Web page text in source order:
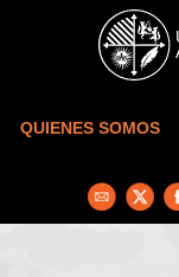
Skip to main content
QUIENES SOMOS